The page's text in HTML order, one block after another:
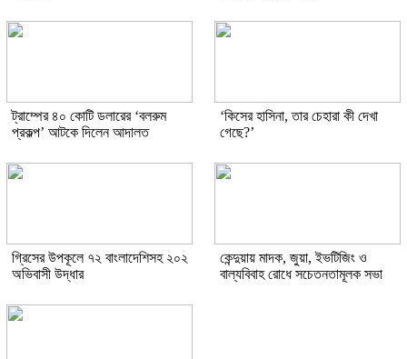
ট্রাম্পের ৪০ কোটি ডলারের ‘বলরুম
প্রকল্প’ আটকে দিলেন আদালত
‘কিসের হাসিনা, তার চেহারা কী দেখা
গেছে?’
গ্রিসের উপকূলে ৭২ বাংলাদেশিসহ ২০২
অভিবাসী উদ্ধার
কেন্দুয়ায় মাদক, জুয়া, ইভটিজিং ও
বাল্যবিবাহ রোধে সচেতনতামূলক সভা